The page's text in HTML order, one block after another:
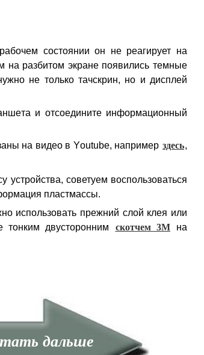
состоянии он не реагирует на
на разбитом экране появились темные
не только тачскрин, но и дисплей
и отсоедините информационный
на видео в Youtube, например здесь,
устройства, советуем воспользоваться
пластмассы.
использовать прежний слой клея или
тонким двусторонним скотчем 3M на
дальше